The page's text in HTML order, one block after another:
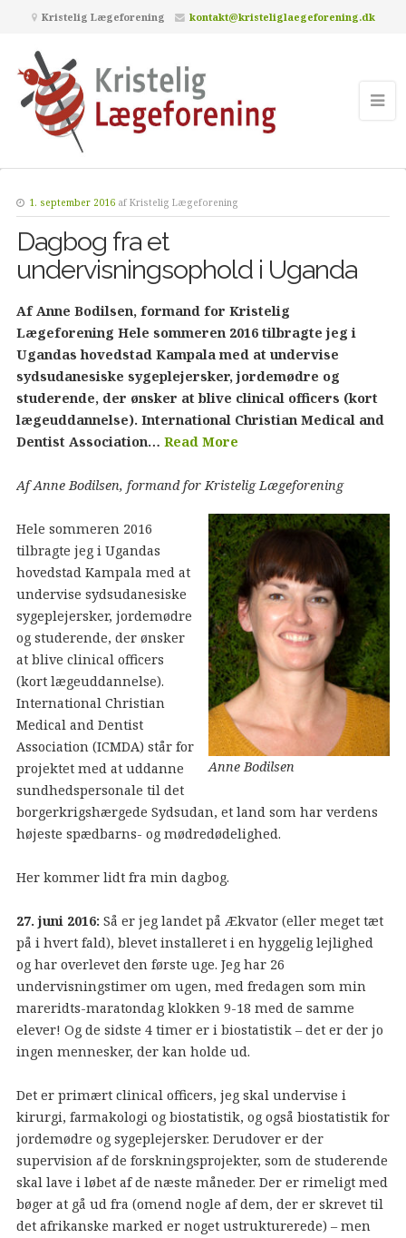
Kristelig Lægeforening kontakt@kristeliglaegeforening.dk
1. september 2016 afKristelig Lægeforening
Dagbog fra et
undervisningsophold i Uganda
Af Anne Bodilsen, formand for Kristelig
Lægeforening Hele sommeren 2016 tilbragte jeg i
Ugandas hovedstad Kampala med at undervise
sydsudanesiske sygeplejersker, jordemødre og
studerende, der ønsker at blive clinical officers (kort
lægeuddannelse). International Christian Medical and
Dentist Association… Read More
Af Anne Bodilsen, formand for Kristelig Lægeforening
Anne Bodilsen
Hele sommeren 2016
tilbragte jeg i Ugandas
hovedstad Kampala med at
undervise sydsudanesiske
sygeplejersker, jordemødre
og studerende, der ønsker
at blive clinical officers
(kort lægeuddannelse).
International Christian
Medical and Dentist
Association (ICMDA) står for
projektet med at uddanne
sundhedspersonale til det
borgerkrigshærgede Sydsudan, et land som har verdens
højeste spædbarns- og mødredødelighed.
Her kommer lidt fra min dagbog.
27. juni 2016:Så er jeg landet på Ækvator (eller meget tæt
på i hvert fald), blevet installeret i en hyggelig lejlighed
og har overlevet den første uge. Jeg har 26
undervisningstimer om ugen, med fredagen som min
mareridts-maratondag klokken 9-18 med de samme
elever! Og de sidste 4 timer er i biostatistik – det er der jo
ingen mennesker, der kan holde ud.
Det er primært clinical officers, jeg skal undervise i
kirurgi, farmakologi og biostatistik, og også biostatistik for
jordemødre og sygeplejersker. Derudover er der
supervision af de forskningsprojekter, som de studerende
skal lave i løbet af de næste måneder. Der er rimeligt med
bøger at gå ud fra (omend nogle af dem, der er skrevet til
det afrikanske marked er noget ustrukturerede) – men